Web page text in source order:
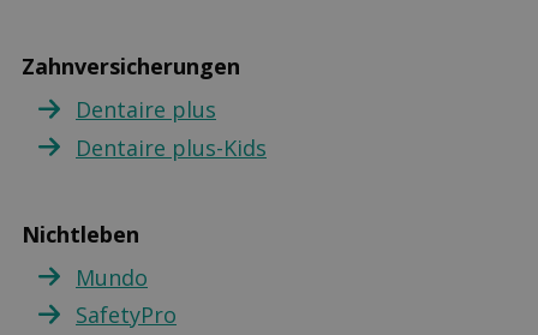
Zahnversicherungen
Dentaire plus
Dentaire plus-Kids
Nichtleben
Mundo
SafetyPro